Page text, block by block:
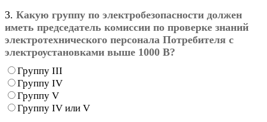
3. Какую группу по электробезопасности должен
иметь председатель комиссии по проверке знаний
электротехнического персонала Потребителя с
электроустановками выше 1000 В?
Группу III
Группу IV
Группу V
Группу IV или V